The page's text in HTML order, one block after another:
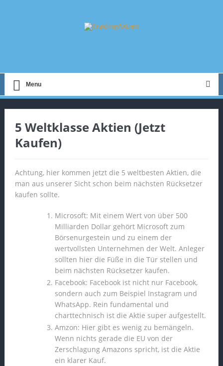
Menu
5 Weltklasse Aktien (Jetzt
Kaufen)
Achtung, hier kommen jetzt die 5 weltbesten Aktien, die
man aus unserer Sicht schon beim nächsten Rücksetzer
kaufen sollte.
Microsoft: Mit einem Wert von über 500
Milliarden Dollar gehört Microsoft zum
Börsenurgestein und zu einem der
wertvollsten Unternehmen der Welt. Anleger
sollten hier die Füße in die Tür stellen und
beim nächsten Rücksetzer kaufen.
Facebook: Facebook ist nicht nur Facebook,
sondern auch zum Beispiel Instagram und
WhatsApp. Rein fundamental und
charttechnisch ist die Aktie super aufgestellt.
Amzon: Hier gibt es wenig zu bemängeln.
Wenn nichts gerade die EU von der
Zerschlagung Amazons spricht, ist die Aktie
ein klarer Kauf.